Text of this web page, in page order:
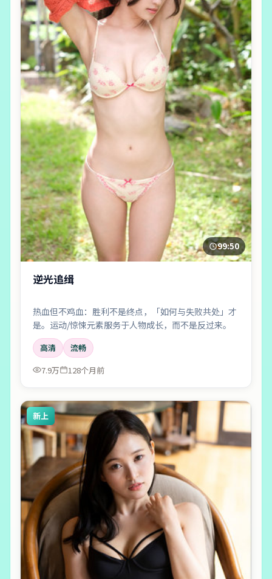
99:50
逆光追缉
热血但不鸡血：胜利不是终点，「如何与失败共处」才
是。运动/惊悚元素服务于人物成长，而不是反过来。
高清
流畅
7.9万
128个月前
新上